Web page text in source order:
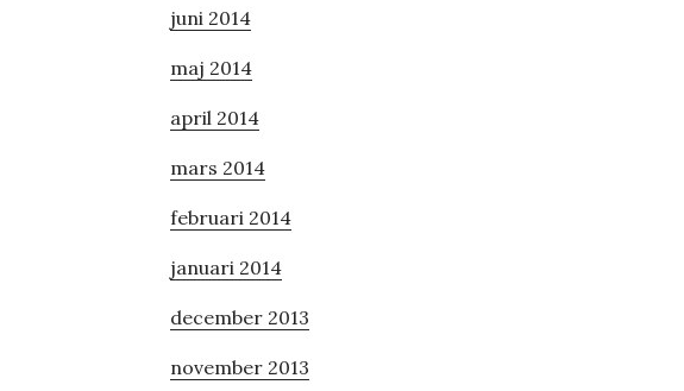
juni 2014
maj 2014
april 2014
mars 2014
februari 2014
januari 2014
december 2013
november 2013